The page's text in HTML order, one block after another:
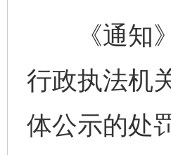
《通知》
行政执法机
体公示的处